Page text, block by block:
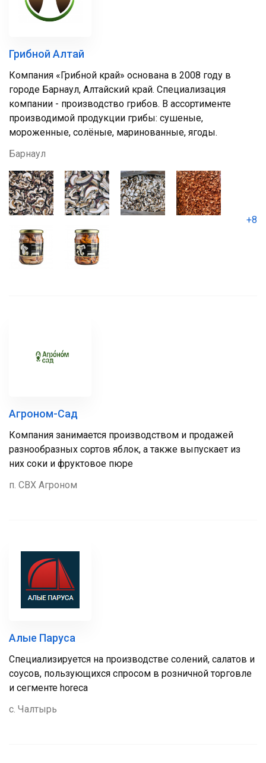
Грибной Алтай
Компания «Грибной край» основана в 2008 году в
городе Барнаул, Алтайский край. Специализация
компании - производство грибов. В ассортименте
производимой продукции грибы: сушеные,
мороженные, солёные, маринованные, ягоды.
Барнаул
+8
Агроном-Сад
Компания занимается производством и продажей
разнообразных сортов яблок, а также выпускает из
них соки и фруктовое пюре
п. СВХ Агроном
Алые Паруса
Специализируется на производстве солений, салатов и
соусов, пользующихся спросом в розничной торговле
и сегменте horeca
с. Чалтырь